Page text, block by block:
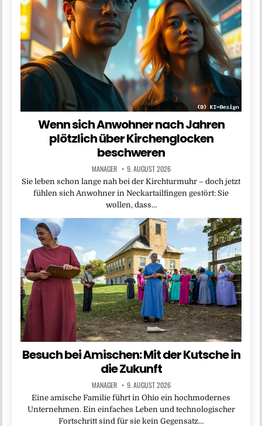
Wenn sich Anwohner nach Jahren
plötzlich über Kirchenglocken
beschweren
MANAGER 9. AUGUST 2026
Sie leben schon lange nah bei der Kirchturmuhr – doch jetzt
fühlen sich Anwohner in Neckartailfingen gestört: Sie
wollen, dass…
Besuch bei Amischen: Mit der Kutsche in
die Zukunft
MANAGER 9. AUGUST 2026
Eine amische Familie führt in Ohio ein hochmodernes
Unternehmen. Ein einfaches Leben und technologischer
Fortschritt sind für sie kein Gegensatz…